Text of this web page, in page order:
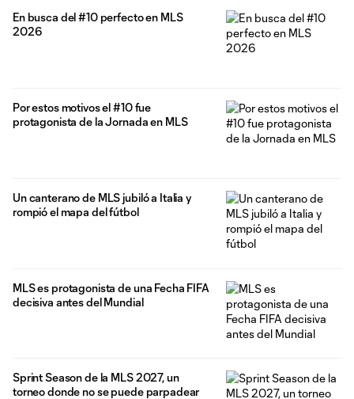
En busca del #10 perfecto en MLS
2026
Por estos motivos el #10 fue
protagonista de la Jornada en MLS
Un canterano de MLS jubiló a Italia y
rompió el mapa del fútbol
MLS es protagonista de una Fecha FIFA
decisiva antes del Mundial
Sprint Season de la MLS 2027, un
torneo donde no se puede parpadear